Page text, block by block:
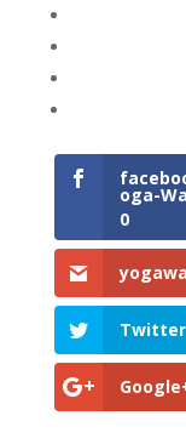
oga-
0
Twitter